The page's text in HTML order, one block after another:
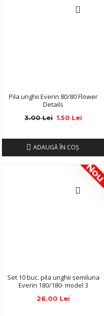
Pila unghii Everin 80/80 Flower
Details
1.50 Lei
3.00 Lei
ADAUGĂ ÎN COŞ
Set 10 buc. pila unghii semiluna
Everin 180/180- model 3
26.00 Lei